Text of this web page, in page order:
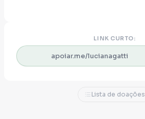
LINK CURTO:
apoiar.me/lucianagatti
Lista de doações